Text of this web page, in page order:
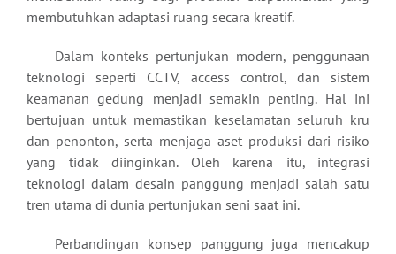
membutuhkan adaptasi ruang secara kreatif.
Dalam konteks pertunjukan modern, penggunaan
teknologi seperti CCTV, access control, dan sistem
keamanan gedung menjadi semakin penting. Hal ini
bertujuan untuk memastikan keselamatan seluruh kru
dan penonton, serta menjaga aset produksi dari risiko
yang tidak diinginkan. Oleh karena itu, integrasi
teknologi dalam desain panggung menjadi salah satu
tren utama di dunia pertunjukan seni saat ini.
Perbandingan konsep panggung juga mencakup